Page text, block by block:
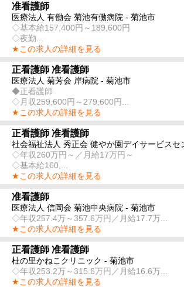
准看護師
医療法人 有働会 菊池有働病院 - 菊池市
◇基本給157,400円～189,600円
◇夜勤...
★この求人の詳細を見る
正看護師 准看護師
医療法人 菊芳会 岸病院 - 菊池市
◆正看護師
◇月収259,600円～279,600円...
★この求人の詳細を見る
正看護師 准看護師
社会福祉法人 秀正会 健やか園デイサービスセ
◇年収260万円～／月給17万円～
◇基本給160,...
★この求人の詳細を見る
准看護師
医療法人 信岡会 菊池中央病院 - 菊池市
◇年収257.4万～357.6万円／月給17.7万...
★この求人の詳細を見る
正看護師 准看護師
杜の里かねこクリニック - 菊池市
◇年収253.2万～315.6万円／月給16.6万...
★この求人の詳細を見る